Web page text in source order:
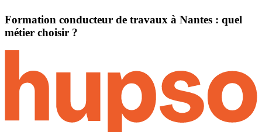
Formation conducteur de travaux à Nantes : quel
métier choisir ?